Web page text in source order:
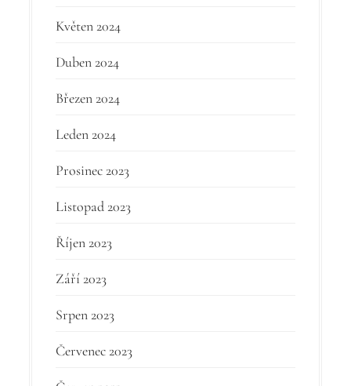
Květen 2024
Duben 2024
Březen 2024
Leden 2024
Prosinec 2023
Listopad 2023
Říjen 2023
Září 2023
Srpen 2023
Červenec 2023